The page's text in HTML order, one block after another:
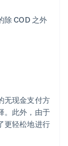
除 COD 之外
无现金支付方
。此外，由于
更轻松地进行